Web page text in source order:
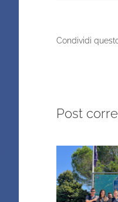
Condividi
Post